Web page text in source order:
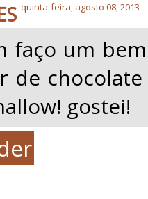
quinta-feira, agosto 08, 2013
faço um
de
gostei!